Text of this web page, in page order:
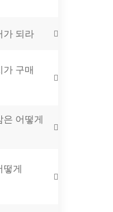
가 되라
가 구매
어떻게
게